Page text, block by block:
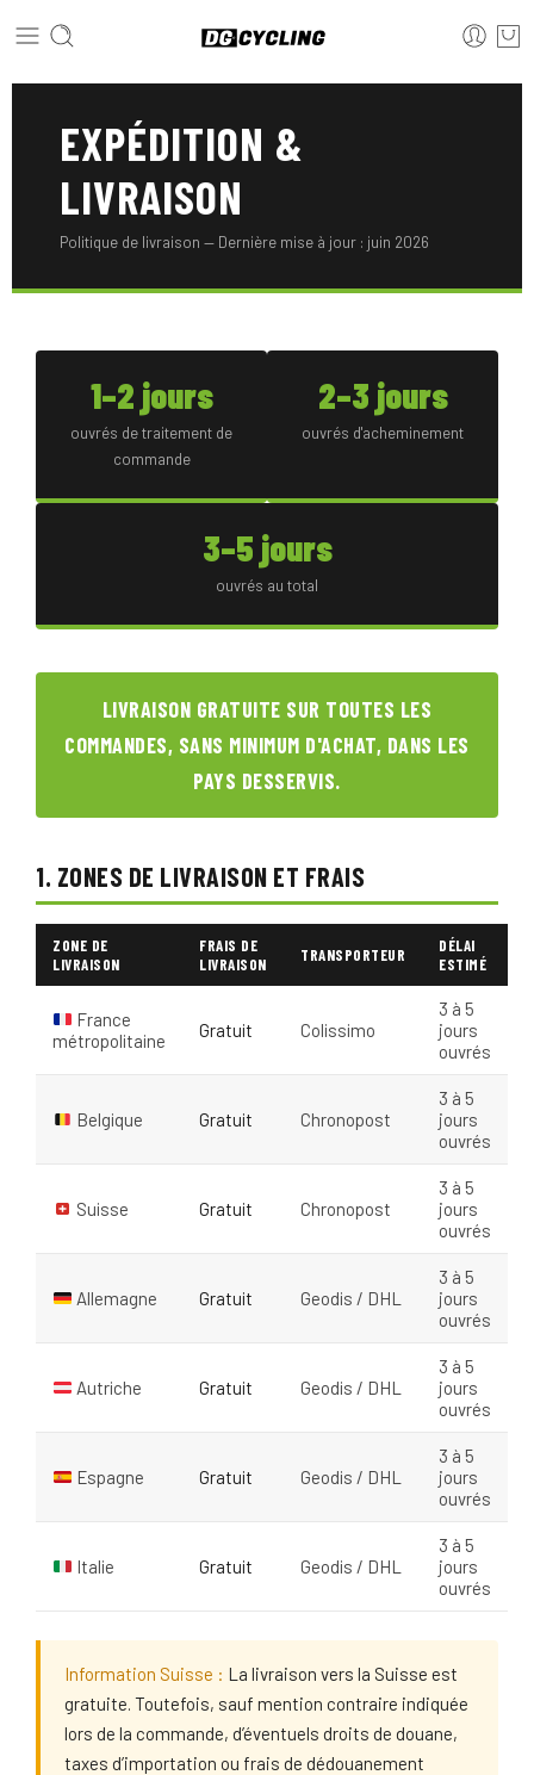
EXPÉDITION &
LIVRAISON
Politique de livraison — Dernière mise à jour : juin 2026
1–2 jours
ouvrés de traitement de
commande
2–3 jours
ouvrés d'acheminement
3–5 jours
ouvrés au total
LIVRAISON GRATUITE SUR TOUTES LES
COMMANDES, SANS MINIMUM D'ACHAT, DANS LES
PAYS DESSERVIS.
1. ZONES DE LIVRAISON ET FRAIS
ZONE DE
LIVRAISON
FRAIS DE
LIVRAISON
TRANSPORTEUR
DÉLAI
ESTIMÉ
France
métropolitaine
Gratuit Colissimo
3 à 5
jours
ouvrés
Belgique Gratuit Chronopost
3 à 5
jours
ouvrés
Suisse Gratuit Chronopost
3 à 5
jours
ouvrés
Allemagne Gratuit Geodis / DHL
3 à 5
jours
ouvrés
Autriche Gratuit Geodis / DHL
3 à 5
jours
ouvrés
Espagne Gratuit Geodis / DHL
3 à 5
jours
ouvrés
Italie Gratuit Geodis / DHL
3 à 5
jours
ouvrés
Information Suisse : La livraison vers la Suisse est
gratuite. Toutefois, sauf mention contraire indiquée
lors de la commande, d’éventuels droits de douane,
taxes d’importation ou frais de dédouanement